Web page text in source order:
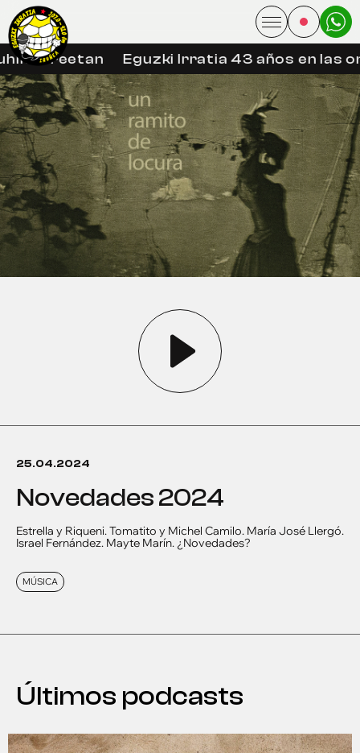
libreetan Eguzki Irratia 43 años en las
25.04.2024
novedades 2024
Estrella y Riqueni. Tomatito y Michel Camilo. María José Llergó.
Israel Fernández. Mayte Marín. ¿Novedades?
MÚSICA
Últimos podcasts